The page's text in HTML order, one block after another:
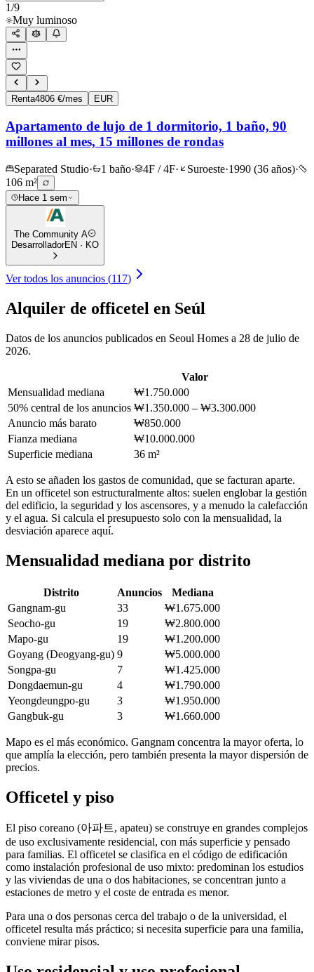
1/9
Muy luminoso
Renta4806 €/mes EUR
Apartamento de lujo de 1 dormitorio, 1 baño, 90
millones al mes, 15 millones de rondas
Separated Studio· 1 baño· 4F / 4F· Suroeste·1990 (36 años)·
106 m²
Hace 1 sem
The Community A
DesarrolladorEN · KO
Ver todos los anuncios (117)
Alquiler de officetel en Seúl
Datos de los anuncios publicados en Seoul Homes a 28 de julio de
2026.
Valor
Mensualidad mediana
₩1.750.000
50% central de los anuncios ₩1.350.000 – ₩3.300.000
Anuncio más barato
₩850.000
Fianza mediana
₩10.000.000
Superficie mediana
36 m²
A esto se añaden los gastos de comunidad, que se facturan aparte.
En un officetel son estructuralmente altos: suelen englobar la gestión
del edificio, la seguridad y los ascensores, y a menudo la calefacción
y el agua. Si calcula el presupuesto solo con la mensualidad, la
desviación aparece aquí.
Mensualidad mediana por distrito
Distrito Anuncios
Mediana
Gangnam-gu
33
₩1.675.000
Seocho-gu
19
₩2.800.000
Mapo-gu
19
₩1.200.000
Goyang (Deogyang-gu) 9
₩5.000.000
Songpa-gu
7
₩1.425.000
Dongdaemun-gu
4
₩1.790.000
Yeongdeungpo-gu
3
₩1.950.000
Gangbuk-gu
3 ₩1.660.000
Mapo es el más económico. Gangnam concentra la mayor oferta, lo
que amplía la elección, pero también presenta la mayor dispersión de
precios.
Officetel y piso
El piso coreano (아파트, apateu) se construye en grandes complejos
de uso exclusivamente residencial, con más superficie y pensado
para familias. El officetel se clasifica en el código de edificación
como instalación profesional de uso mixto: predominan los estudios
y las viviendas de una o dos habitaciones, se concentran junto a
estaciones de metro y el coste de entrada es menor.
Para una o dos personas cerca del trabajo o de la universidad, el
officetel resulta más práctico; si necesita superficie para una familia,
conviene mirar pisos.